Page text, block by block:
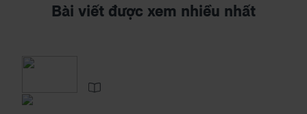
Bài viết được xem nhiều nhất